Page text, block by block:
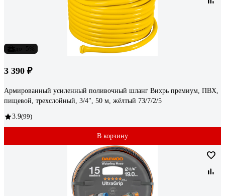
3 390 ₽
Армированный усиленный поливочный шланг Вихрь премиум, ПВХ,
пищевой, трехслойный, 3/4", 50 м, жёлтый 73/7/2/5
3.9(99)
В корзину